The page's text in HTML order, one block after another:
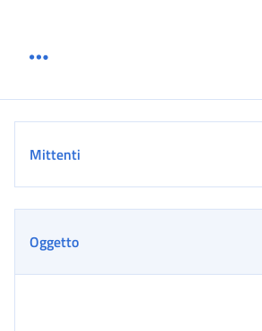
Mittenti
Oggetto